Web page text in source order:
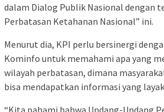
dalam Dialog Publik Nasional dengan
Perbatasan Ketahanan Nasional” ini.
Menurut dia, KPI perlu bersinergi
Kominfo untuk memahami apa yang
wilayah perbatasan, dimana
bisa mendapatkan informasi yang